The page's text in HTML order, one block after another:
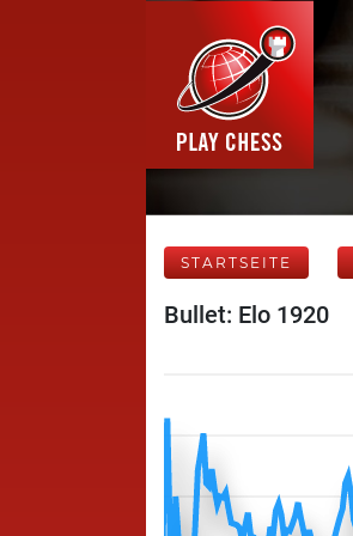
STARTSEITE
Bullet: Elo 1920